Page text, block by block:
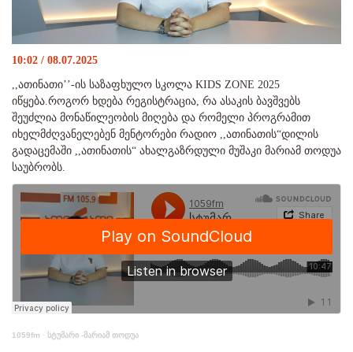
10:02 / 08.07.2025
,,ათინათი’’-ის საზაფხულო სკოლა KIDS ZONE 2025
იწყება.როგორ ხდება რეგისტრაცია, რა ასაკის ბავშვებს
შეუძლია მონაწილეობის მიღება და რომელი პროგრამით
იხელმძღვანელებენ მენტორები რადიო ,,ათინათის“დილის
გადაცემაში ,,ათინათის“ ახალგაზრდული მუშაკი მარიამ თოდუა
საუბრობს.
1059fm · სტუმარი -მარიამ თოდუა